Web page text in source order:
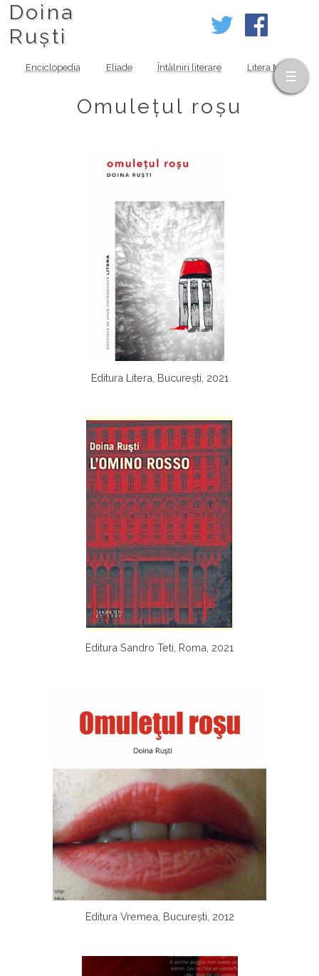
Doina
Ruști
Enciclopedia Eliade Întâlniri literare Litera MOV
Omulețul roșu
Editura Litera, București, 2021
Editura Sandro Teti, Roma, 2021
Editura Vremea, București, 2012